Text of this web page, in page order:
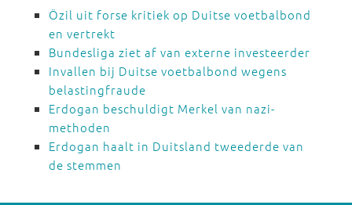
Özil uit forse kritiek op Duitse voetbalbond
en vertrekt
Bundesliga ziet af van externe investeerder
Invallen bij Duitse voetbalbond wegens
belastingfraude
Erdogan beschuldigt Merkel van nazi-
methoden
Erdogan haalt in Duitsland tweederde van
de stemmen